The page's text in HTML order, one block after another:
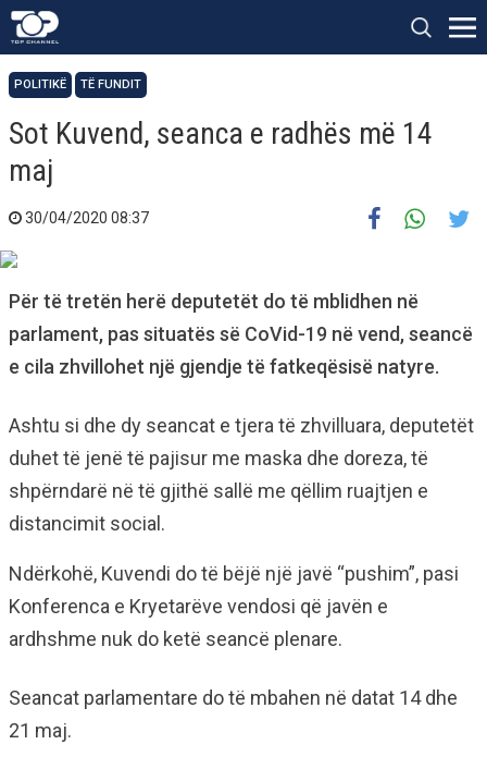
POLITIKË TË FUNDIT
Sot Kuvend, seanca e radhës më 14
maj
30/04/2020 08:37
Për të tretën herë deputetët do të mblidhen në
parlament, pas situatës së CoVid-19 në vend, seancë
e cila zhvillohet një gjendje të fatkeqësisë natyre.
Ashtu si dhe dy seancat e tjera të zhvilluara, deputetët
duhet të jenë të pajisur me maska dhe doreza, të
shpërndarë në të gjithë sallë me qëllim ruajtjen e
distancimit social.
Ndërkohë, Kuvendi do të bëjë një javë “pushim”, pasi
Konferenca e Kryetarëve vendosi që javën e
ardhshme nuk do ketë seancë plenare.
Seancat parlamentare do të mbahen në datat 14 dhe
21 maj.